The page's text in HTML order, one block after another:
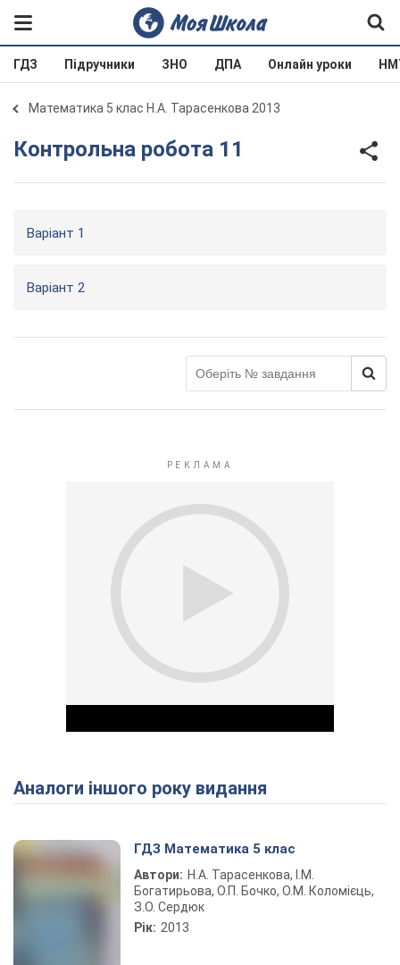
ГДЗ Підручники ЗНО ДПА Онлайн уроки
Математика 5 клас Н.А. Тарасенкова 2013
Контрольна робота 11
Варіант 1
Варіант 2
Play Video
Аналоги іншого року видання
ГДЗ Математика 5 клас
Автори: Н.А. Тарасенкова, І.М.
Богатирьова, О.П. Бочко, О.М. Коломієць,
З.О. Сердюк
Рік: 2013